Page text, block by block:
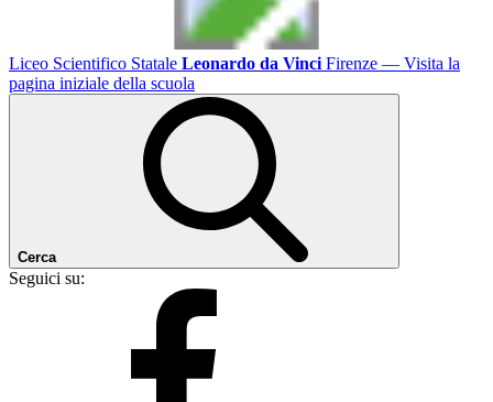
Liceo Scientifico Statale Leonardo da Vinci Firenze — Visita la
pagina iniziale della scuola
Cerca
Seguici su: